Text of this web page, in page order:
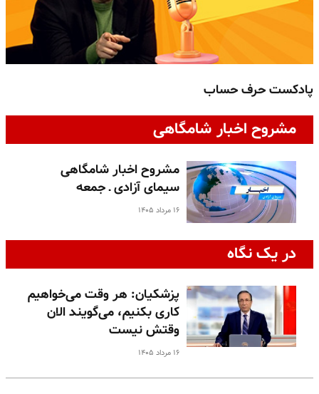
پادکست حرف حساب
مشروح اخبار شامگاهی
مشروح اخبار شامگاهی
سیمای آزادی ـ جمعه
۱۶ مرداد ۱۴۰۵
در یک نگاه
پزشکیان: هر وقت می‌خواهیم
کاری بکنیم، می‌گویند الان
وقتش نیست
۱۶ مرداد ۱۴۰۵